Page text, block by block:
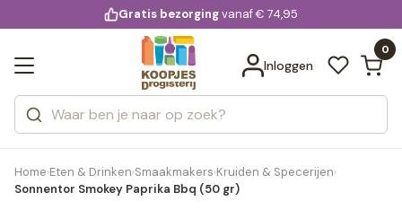
voor 20:00 uur besteld
Gratis bezorgingvanaf € 74,95
Inloggen
0
Zoeken
Categorieën
Merken
Bekijk alle resultaten
Home›Eten & Drinken›Smaakmakers›Kruiden & Specerijen›
Sonnentor Smokey Paprika Bbq (50 gr)